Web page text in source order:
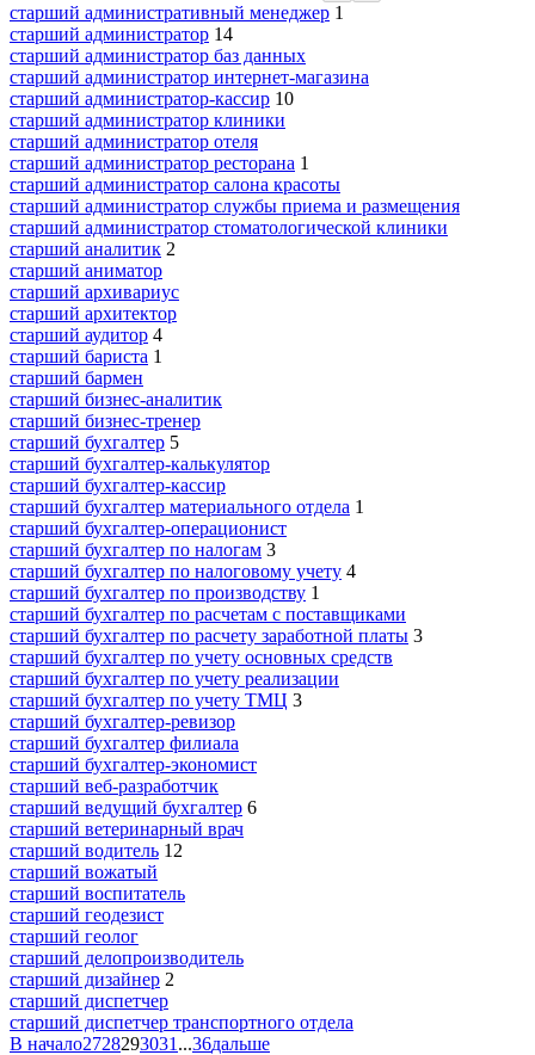
старший административный менеджер 1
старший администратор 14
старший администратор баз данных
старший администратор интернет-магазина
старший администратор-кассир 10
старший администратор клиники
старший администратор отеля
старший администратор ресторана 1
старший администратор салона красоты
старший администратор службы приема и размещения
старший администратор стоматологической клиники
старший аналитик 2
старший аниматор
старший архивариус
старший архитектор
старший аудитор 4
старший бариста 1
старший бармен
старший бизнес-аналитик
старший бизнес-тренер
старший бухгалтер 5
старший бухгалтер-калькулятор
старший бухгалтер-кассир
старший бухгалтер материального отдела 1
старший бухгалтер-операционист
старший бухгалтер по налогам 3
старший бухгалтер по налоговому учету 4
старший бухгалтер по производству 1
старший бухгалтер по расчетам с поставщиками
старший бухгалтер по расчету заработной платы 3
старший бухгалтер по учету основных средств
старший бухгалтер по учету реализации
старший бухгалтер по учету ТМЦ 3
старший бухгалтер-ревизор
старший бухгалтер филиала
старший бухгалтер-экономист
старший веб-разработчик
старший ведущий бухгалтер 6
старший ветеринарный врач
старший водитель 12
старший вожатый
старший воспитатель
старший геодезист
старший геолог
старший делопроизводитель
старший дизайнер 2
старший диспетчер
старший диспетчер транспортного отдела
В начало2728293031 ...36дальше